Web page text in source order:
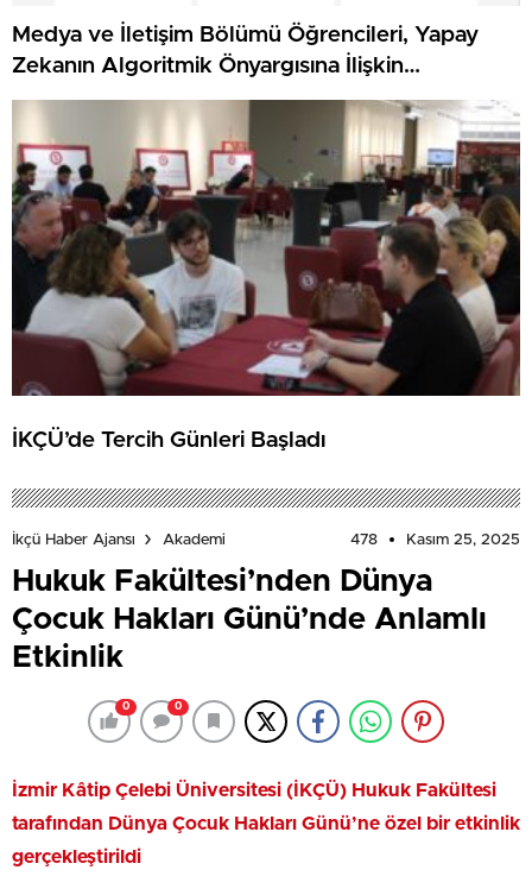
Medya ve İletişim Bölümü Öğrencileri, Yapay
Zekanın Algoritmik Önyargısına İlişkin
Farkındalık Düzeylerini Araştıracak
İKÇÜ’de Tercih Günleri Başladı
İkçü Haber Ajansı Akademi 478 Kasım 25, 2025
Hukuk Fakültesi’nden Dünya
Çocuk Hakları Günü’nde Anlamlı
Etkinlik
0 0
İzmir Kâtip Çelebi Üniversitesi (İKÇÜ) Hukuk Fakültesi
tarafından Dünya Çocuk Hakları Günü’ne özel bir etkinlik
gerçekleştirildi